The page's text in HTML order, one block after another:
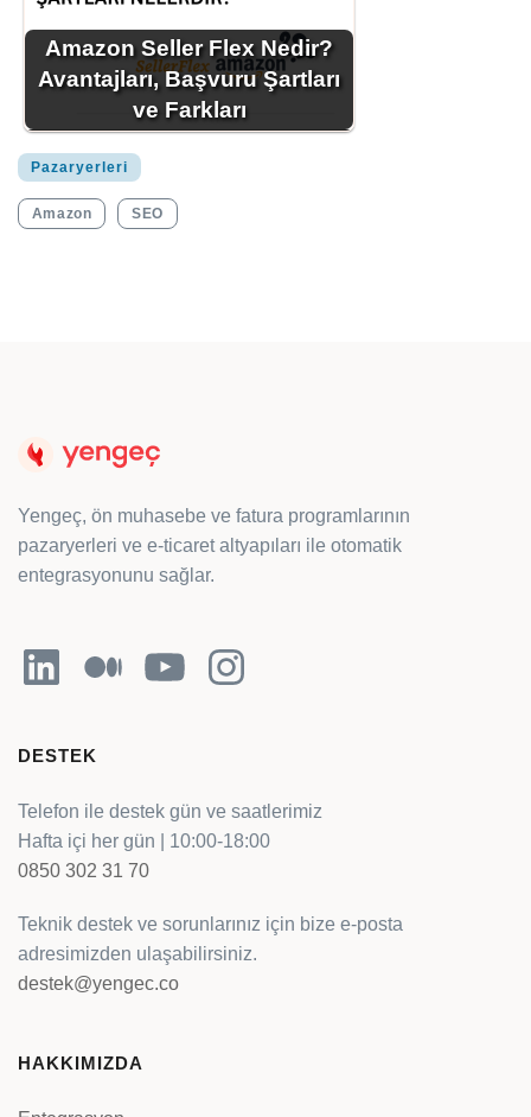
Amazon Seller Flex Nedir?
Avantajları, Başvuru Şartları
ve Farkları
Pazaryerleri
Amazon SEO
Yengeç, ön muhasebe ve fatura programlarının
pazaryerleri ve e-ticaret altyapıları ile otomatik
entegrasyonunu sağlar.
LinkedInOrta YouTubeInstagram
DESTEK
Telefon ile destek gün ve saatlerimiz
Hafta içi her gün | 10:00-18:00
0850 302 31 70
Teknik destek ve sorunlarınız için bize e-posta
adresimizden ulaşabilirsiniz.
destek@yengec.co
HAKKIMIZDA